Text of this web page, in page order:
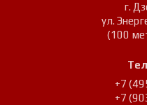
г.
ул.
(100
+7
+7